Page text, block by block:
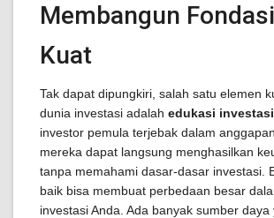
Membangun
Kuat
Tak dapat dipungkiri, salah satu elemen
dunia investasi adalah edukasi investasi
investor pemula terjebak dalam
mereka dapat langsung menghasilkan
tanpa memahami dasar-dasar investasi.
baik bisa membuat perbedaan besar
investasi Anda. Ada banyak sumber daya